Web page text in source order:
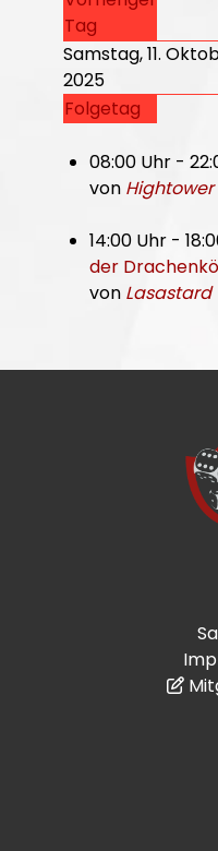
Tag
Samstag, 11.
2025
Folgetag
08:00 Uhr -
von Hightower
14:00 Uhr -
der
von Lasastard